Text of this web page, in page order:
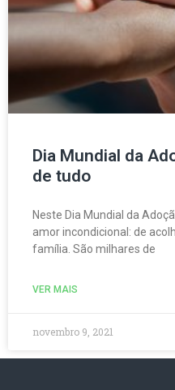
Dia Mundial da
de tudo
Neste Dia Mundial da
amor incondicional: de
família. São milhares de
VER MAIS
novembro 9, 2021